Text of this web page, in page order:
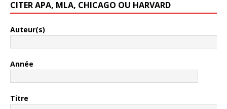
CITER APA, MLA, CHICAGO OU HARVARD
Auteur(s)
Année
Titre